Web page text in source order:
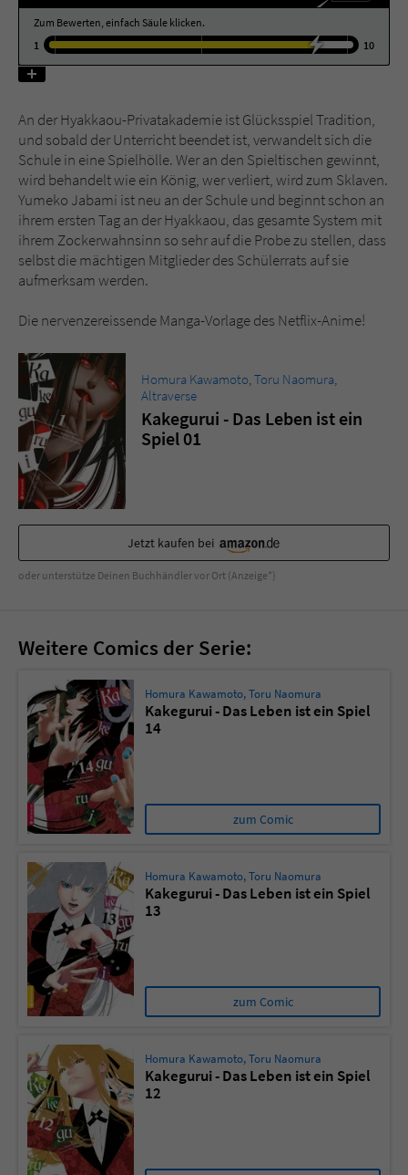
Zum Bewerten, einfach Säule klicken.
1
10
An der Hyakkaou-Privatakademie ist Glücksspiel Tradition,
und sobald der Unterricht beendet ist, verwandelt sich die
Schule in eine Spielhölle. Wer an den Spieltischen gewinnt,
wird behandelt wie ein König, wer verliert, wird zum Sklaven.
Yumeko Jabami ist neu an der Schule und beginnt schon an
ihrem ersten Tag an der Hyakkaou, das gesamte System mit
ihrem Zockerwahnsinn so sehr auf die Probe zu stellen, dass
selbst die mächtigen Mitglieder des Schülerrats auf sie
aufmerksam werden.
Die nervenzereissende Manga-Vorlage des Netflix-Anime!
Homura Kawamoto,Toru Naomura,
Altraverse
Kakegurui - Das Leben ist ein
Spiel 01
Jetzt kaufen bei
oder unterstütze Deinen Buchhändler vor Ort (Anzeige*)
Weitere Comics der Serie:
Homura Kawamoto,Toru Naomura
Kakegurui - Das Leben ist ein Spiel
14
zum Comic
Homura Kawamoto,Toru Naomura
Kakegurui - Das Leben ist ein Spiel
13
zum Comic
Homura Kawamoto,Toru Naomura
Kakegurui - Das Leben ist ein Spiel
12
Name tx_pwcomments_ahash
Anbieter
Laufzeit 1 Jahr
Zweck Cookie für Kommentare einzelner Buchtitel
Name fe_typo_user
Anbieter Literatur-Couch Medien GmbH & Co. KG
Session
Zweck
Kommunikation der Webseite mit dem
Benutzer. Es wird benötigt um z. B. den
Sicherheitscode des Kontaktformulars zu
überprüfen.